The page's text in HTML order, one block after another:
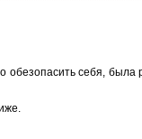
обезопасить себя, была